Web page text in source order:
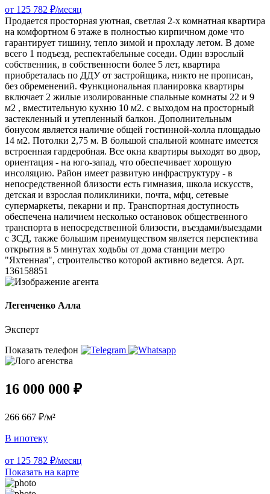
от 125 782 ₽/месяц
Продается просторная уютная, светлая 2-х комнатная квартира
на комфортном 6 этаже в полностью кирпичном доме что
гарантирует тишину, тепло зимой и прохладу летом. В доме
всего 1 подъезд, респектабельные соседи. Один взрослый
собственник, в собственности более 5 лет, квартира
приобреталась по ДДУ от застройщика, никто не прописан,
без обременений. Функциональная планировка квартиры
включает 2 жилые изолированные спальные комнаты 22 и 9
м2 , вместительную кухню 10 м2. с выходом на просторный
застекленный и утепленный балкон. Дополнительным
бонусом является наличие общей гостинной-холла площадью
14 м2. Потолки 2,75 м. В большой спальной комнате имеется
встроенная гардеробная. Все окна квартиры выходят во двор,
ориентация - на юго-запад, что обеспечивает хорошую
инсоляцию. Район имеет развитую инфраструктуру - в
непосредственной близости есть гимназия, школа искусств,
детская и взрослая поликлиники, почта, мфц, сетевые
супермаркеты, пекарни и пр. Транспортная доступность
обеспечена наличием несколько остановок общественного
транспорта в непосредственной близости, въездами/выездами
с ЗСД, также большим преимуществом является перспектива
открытия в 5 минутах ходьбы от дома станции метро
"Яхтенная", строительство которой активно ведется. Арт.
136158851
Легенченко Алла
Эксперт
Показать телефон
16 000 000 ₽
266 667 ₽/м²
В ипотеку
от 125 782 ₽/месяц
Показать на карте